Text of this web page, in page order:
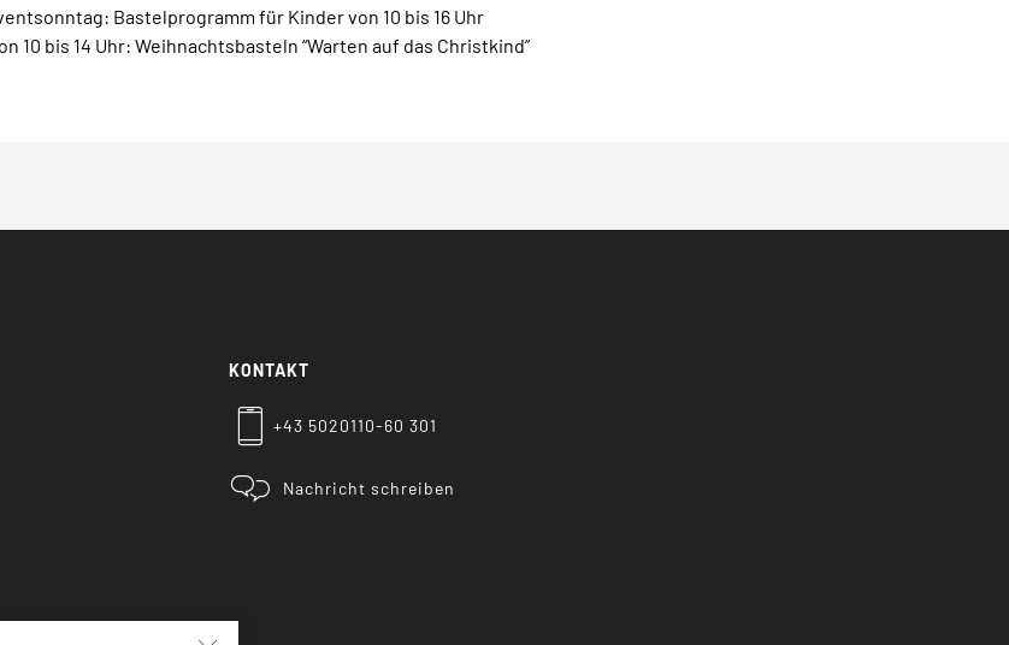
Bastelprogramm für Kinder von 10 bis 16 Uhr
10 bis 14 Uhr: Weihnachtsbasteln “Warten auf das Christkind”
KONTAKT
+43 5020110-60 301
Nachricht schreiben